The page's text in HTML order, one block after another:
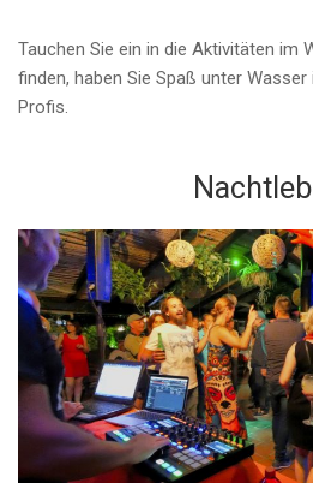
Tauchen Sie ein in die Aktivitäten im
finden, haben Sie Spaß unter
Profis.